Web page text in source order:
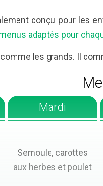
conçu pour les
adaptés pour
les grands. Il
Mardi
Semoule, carottes
aux herbes et poulet